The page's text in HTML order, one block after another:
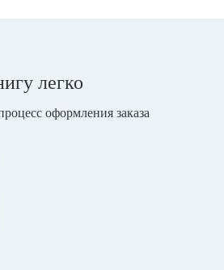
легко
оформления заказа